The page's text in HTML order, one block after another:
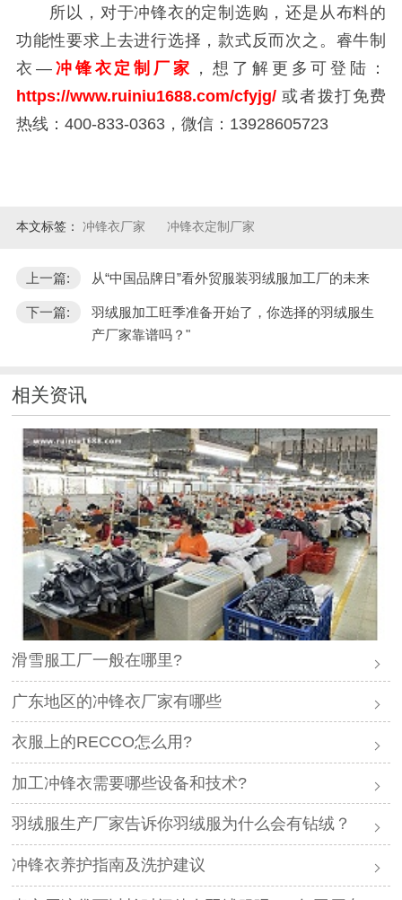
所以，对于冲锋衣的定制选购，还是从布料的
功能性要求上去进行选择，款式反而次之。睿牛制
衣—冲锋衣定制厂家 ，想了解更多可登陆：
https://www.ruiniu1688.com/cfyjg/或者拨打免费
热线：400-833-0363，微信：13928605723
本文标签： 冲锋衣厂家 冲锋衣定制厂家
上一篇: 从“中国品牌日”看外贸服装羽绒服加工厂的未来
下一篇:
羽绒服加工旺季准备开始了，你选择的羽绒服生
产厂家靠谱吗？"
相关资讯
滑雪服工厂一般在哪里?
广东地区的冲锋衣厂家有哪些
衣服上的RECCO怎么用?
加工冲锋衣需要哪些设备和技术?
羽绒服生产厂家告诉你羽绒服为什么会有钻绒？
冲锋衣养护指南及洗护建议